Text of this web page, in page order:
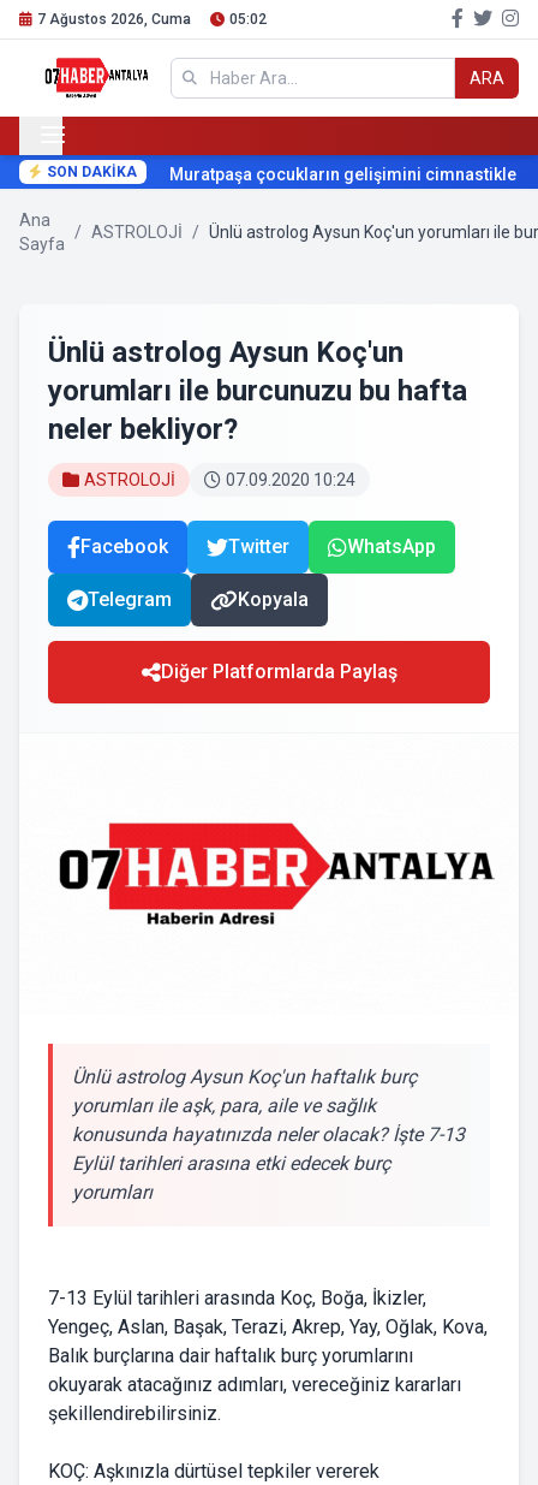
7 Ağustos 2026, Cuma 05:02
ARA
SON DAKİKA Muratpaşa çocukların gelişimini cimnastikle
Ana
Sayfa
/ ASTROLOJİ / Ünlü astrolog Aysun Koç'un yorumları ile
Ünlü astrolog Aysun Koç'un
yorumları ile burcunuzu bu hafta
neler bekliyor?
ASTROLOJİ 07.09.2020 10:24
Facebook Twitter WhatsApp
Telegram Kopyala
Diğer Platformlarda Paylaş
Ünlü astrolog Aysun Koç'un haftalık burç
yorumları ile aşk, para, aile ve sağlık
konusunda hayatınızda neler olacak? İşte 7-13
Eylül tarihleri arasına etki edecek burç
yorumları
7-13 Eylül tarihleri arasında Koç, Boğa, İkizler,
Yengeç, Aslan, Başak, Terazi, Akrep, Yay, Oğlak, Kova,
Balık burçlarına dair haftalık burç yorumlarını
okuyarak atacağınız adımları, vereceğiniz kararları
şekillendirebilirsiniz.
KOÇ: Aşkınızla dürtüsel tepkiler vererek